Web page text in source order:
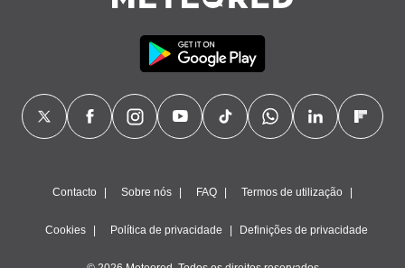
Contacto Sobre nós FAQ Termos de utilização
Cookies Política de privacidade Definições de privacidade